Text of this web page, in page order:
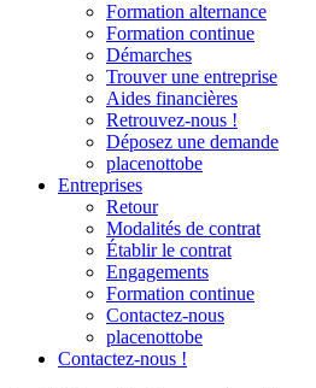
Formation alternance
Formation continue
Démarches
Trouver une entreprise
Aides financières
Retrouvez-nous !
Déposez une demande
placenottobe
Entreprises
Retour
Modalités de contrat
Établir le contrat
Engagements
Formation continue
Contactez-nous
placenottobe
Contactez-nous !